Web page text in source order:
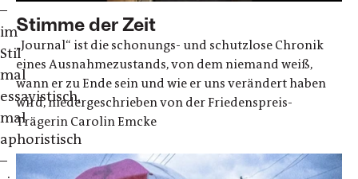
–
im
Stil
mal
essayistisch,
mal
aphoristisch
–
Stimme der Zeit
„Journal“ ist die schonungs- und schutzlose Chronik
eines Ausnahmezustands, von dem niemand weiß,
wann er zu Ende sein und wie er uns verändert haben
wird, niedergeschrieben von der Friedenspreis-
Trägerin Carolin Emcke